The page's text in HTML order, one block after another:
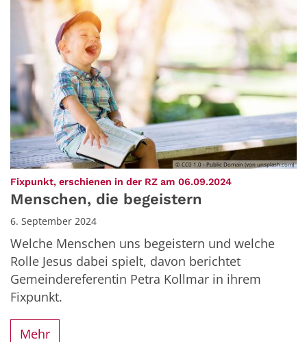
© CC0 1.0 - Public Domain (von unsplash.com)
Fixpunkt, erschienen in der RZ am 06.09.2024:
Menschen, die begeistern
6. September 2024
Welche Menschen uns begeistern und welche
Rolle Jesus dabei spielt, davon berichtet
Gemeindereferentin Petra Kollmar in ihrem
Fixpunkt.
Mehr